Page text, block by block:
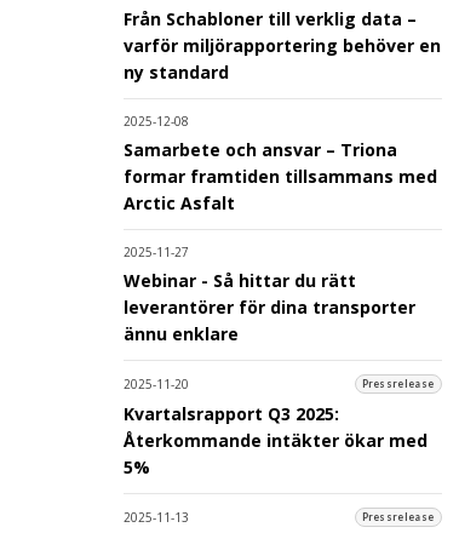
Från Schabloner till verklig data –
varför miljörapportering behöver en
ny standard
2025-12-08
Samarbete och ansvar – Triona
formar framtiden tillsammans med
Arctic Asfalt
2025-11-27
Webinar - Så hittar du rätt
leverantörer för dina transporter
ännu enklare
2025-11-20 Pressrelease
Kvartalsrapport Q3 2025:
Återkommande intäkter ökar med
5%
2025-11-13 Pressrelease